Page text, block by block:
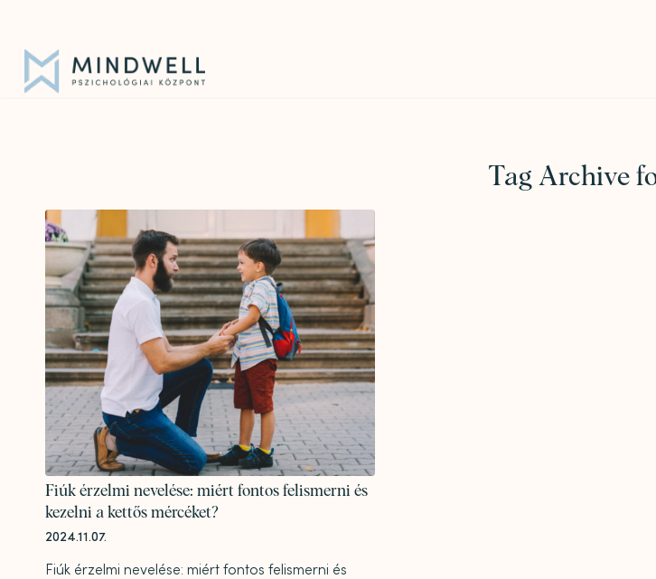
Tag Archive
Fiúk érzelmi nevelése: miért fontos felismerni és
kezelni a kettős mércéket?
2024.11.07.
Fiúk érzelmi nevelése: miért fontos felismerni és